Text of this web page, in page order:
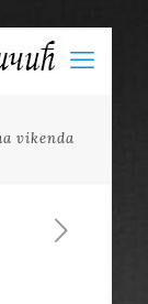
vikenda